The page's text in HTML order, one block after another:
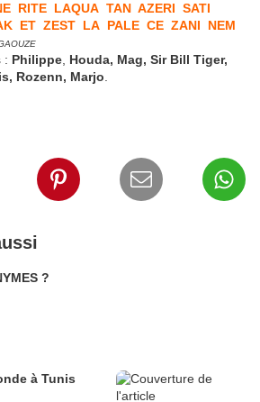
RITE LAQUA TAN AZERI SATI
ET ZEST LA PALE CE ZANI NEM
: Philippe Houda, Mag, Sir Bill Tiger,
Rozenn, Marjo
?
à Tunis